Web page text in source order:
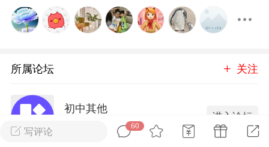
（附解析）
60篇外刊阅读搞定上海高
考必备核心词（附解析）
写评论
60
所属论坛 关注
初中其他
26内容
进入论坛